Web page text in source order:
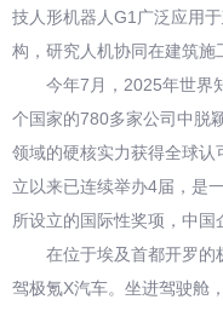
技人形机器人G1广泛应用
构，研究人机协同在建筑施
今年7月，2025年世界
个国家的780多家公司中脱
领域的硬核实力获得全球
立以来已连续举办4届，是
所设立的国际性奖项，中国
在位于埃及首都开罗的
驾极氪X汽车。坐进驾驶舱